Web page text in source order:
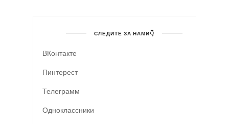
СЛЕДИТЕ ЗА НАМИ👇
ВКонтакте
Пинтерест
Телеграмм
Одноклассники